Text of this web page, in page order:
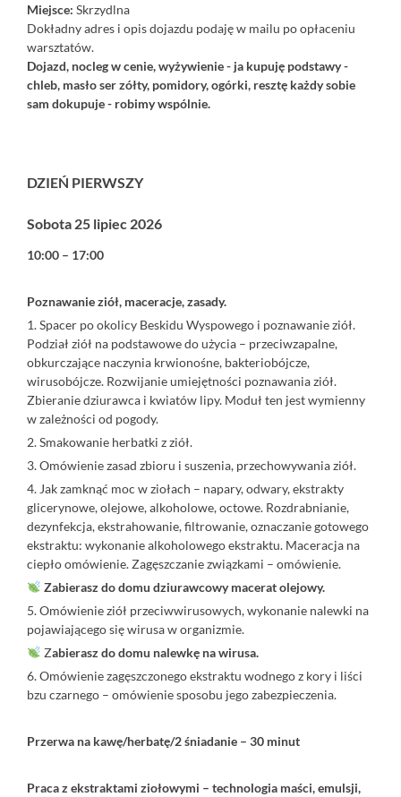
Miejsce: Skrzydlna
Dokładny adres i opis dojazdu podaję w mailu po opłaceniu
warsztatów.
Dojazd, nocleg w cenie, wyżywienie - ja kupuję podstawy -
chleb, masło ser zółty, pomidory, ogórki, resztę każdy sobie
sam dokupuje - robimy wspólnie.
DZIEŃ PIERWSZY
Sobota 25 lipiec 2026
10:00 – 17:00
Poznawanie ziół, maceracje, zasady.
1. Spacer po okolicy Beskidu Wyspowego i poznawanie ziół.
Podział ziół na podstawowe do użycia – przeciwzapalne,
obkurczające naczynia krwionośne, bakteriobójcze,
wirusobójcze. Rozwijanie umiejętności poznawania ziół.
Zbieranie dziurawca i kwiatów lipy. Moduł ten jest wymienny
w zależności od pogody.
2. Smakowanie herbatki z ziół.
3. Omówienie zasad zbioru i suszenia, przechowywania ziół.
4. Jak zamknąć moc w ziołach – napary, odwary, ekstrakty
glicerynowe, olejowe, alkoholowe, octowe. Rozdrabnianie,
dezynfekcja, ekstrahowanie, filtrowanie, oznaczanie gotowego
ekstraktu: wykonanie alkoholowego ekstraktu. Maceracja na
ciepło omówienie. Zagęszczanie związkami – omówienie.
Zabierasz do domu dziurawcowy macerat olejowy.
5. Omówienie ziół przeciwwirusowych, wykonanie nalewki na
pojawiającego się wirusa w organizmie.
Zabierasz do domu nalewkę na wirusa.
6. Omówienie zagęszczonego ekstraktu wodnego z kory i liści
bzu czarnego – omówienie sposobu jego zabezpieczenia.
Przerwa na kawę/herbatę/2 śniadanie – 30 minut
Praca z ekstraktami ziołowymi – technologia maści, emulsji,